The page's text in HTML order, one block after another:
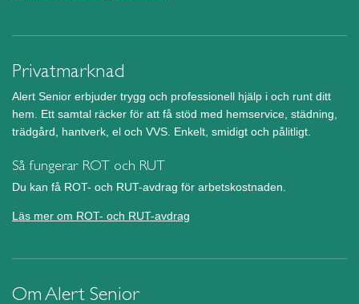
Privatmarknad
Alert Senior erbjuder trygg och professionell hjälp i och runt ditt
hem. Ett samtal räcker för att få stöd med hemservice, städning,
trädgård, hantverk, el och VVS. Enkelt, smidigt och pålitligt.
Så fungerar ROT och RUT
Du kan få ROT- och RUT-avdrag för arbetskostnaden.
Läs mer om ROT- och RUT-avdrag
Om Alert Senior